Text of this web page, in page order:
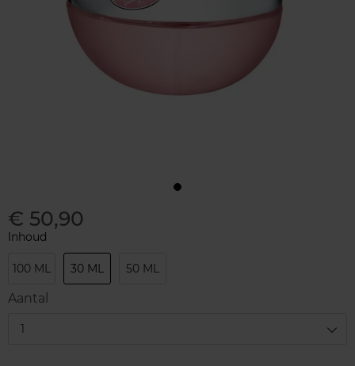
€ 50,90
Inhoud
100 ML 30 ML 50 ML
Aantal
1